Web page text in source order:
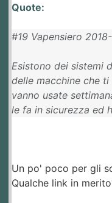
Quote:
#19 Vapensiero
Esistono dei sistemi
delle macchine che
vanno usate
le fa in sicurezza ed
Un po' poco per gli
Qualche link in